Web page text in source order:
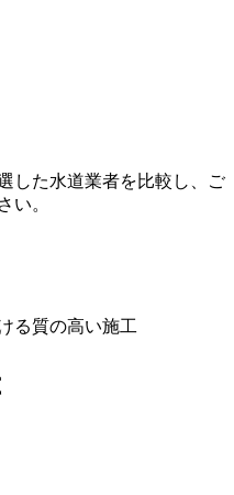
した水道業者を比較し、ご
い。
る質の高い施工